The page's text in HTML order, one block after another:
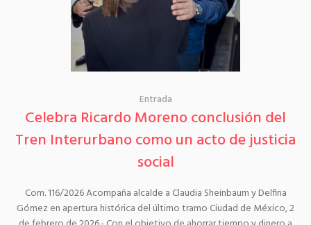
Entrada
Celebra Ricardo Moreno conclusión del
Tren Interurbano como un acto de justicia
social
Com. 116/2026 Acompaña alcalde a Claudia Sheinbaum y Delfina
Gómez en apertura histórica del último tramo Ciudad de México, 2